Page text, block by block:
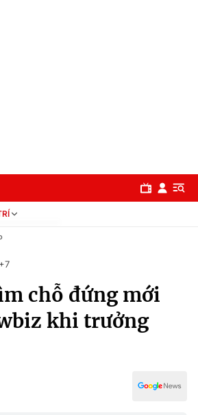
trí
chỗ đứng mới
khi trưởng